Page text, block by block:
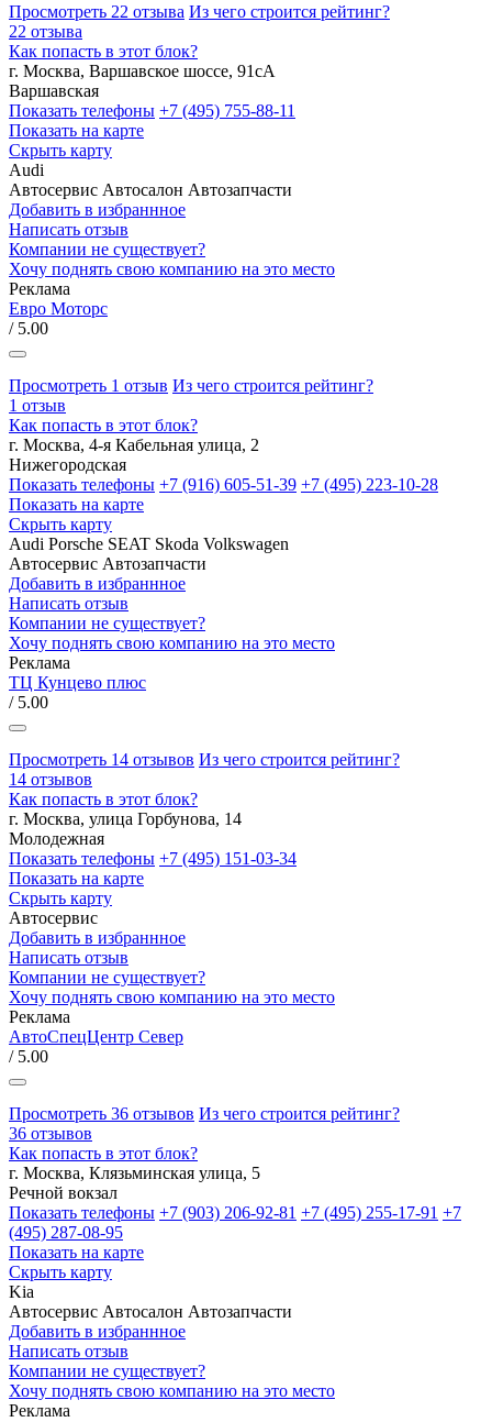
Просмотреть 22 отзыва Из чего строится рейтинг?
22 отзыва
Как попасть в этот блок?
г. Москва, Варшавское шоссе, 91сА
Варшавская
Показать телефоны +7 (495) 755-88-11
Показать на карте
Скрыть карту
Audi
Автосервис Автосалон Автозапчасти
Добавить в избраннное
Написать отзыв
Компании не существует?
Хочу поднять свою компанию на это место
Реклама
Евро Моторс
/ 5.00
Просмотреть 1 отзыв Из чего строится рейтинг?
1 отзыв
Как попасть в этот блок?
г. Москва, 4-я Кабельная улица, 2
Нижегородская
Показать телефоны +7 (916) 605-51-39 +7 (495) 223-10-28
Показать на карте
Скрыть карту
Audi Porsche SEAT Skoda Volkswagen
Автосервис Автозапчасти
Добавить в избраннное
Написать отзыв
Компании не существует?
Хочу поднять свою компанию на это место
Реклама
ТЦ Кунцево плюс
/ 5.00
Просмотреть 14 отзывов Из чего строится рейтинг?
14 отзывов
Как попасть в этот блок?
г. Москва, улица Горбунова, 14
Молодежная
Показать телефоны +7 (495) 151-03-34
Показать на карте
Скрыть карту
Автосервис
Добавить в избраннное
Написать отзыв
Компании не существует?
Хочу поднять свою компанию на это место
Реклама
АвтоСпецЦентр Север
/ 5.00
Просмотреть 36 отзывов Из чего строится рейтинг?
36 отзывов
Как попасть в этот блок?
г. Москва, Клязьминская улица, 5
Речной вокзал
Показать телефоны +7 (903) 206-92-81 +7 (495) 255-17-91 +7
(495) 287-08-95
Показать на карте
Скрыть карту
Kia
Автосервис Автосалон Автозапчасти
Добавить в избраннное
Написать отзыв
Компании не существует?
Хочу поднять свою компанию на это место
Реклама